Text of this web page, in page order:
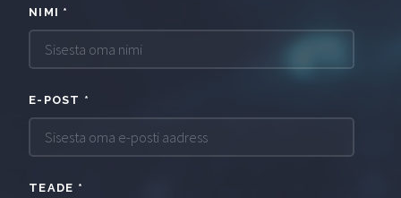
NIMI *
E-POST *
TEADE *